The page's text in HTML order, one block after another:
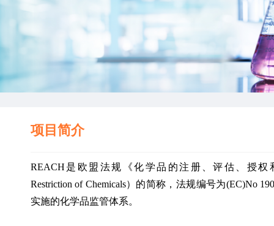
项目简介
REACH是欧盟法规《化学品的注册、评估、授权和
Restriction of Chemicals）的简称，法规编号为(EC)No
实施的化学品监管体系。